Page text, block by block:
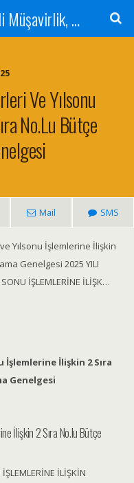
Mizan | Muhasebe, Mali Müşavirlik, Denetim Hizmetleri
Ve Yılsonu
No.lu Bütçe
Mail SMS
Yılsonu İşlemlerine İlişkin
Genelgesi 2025 YILI
İŞLEMLERİNE İLİŞK…
İşlemlerine İlişkin 2 Sıra
Genelgesi
İlişkin 2 Sıra No.lu Bütçe
İLİŞKİN